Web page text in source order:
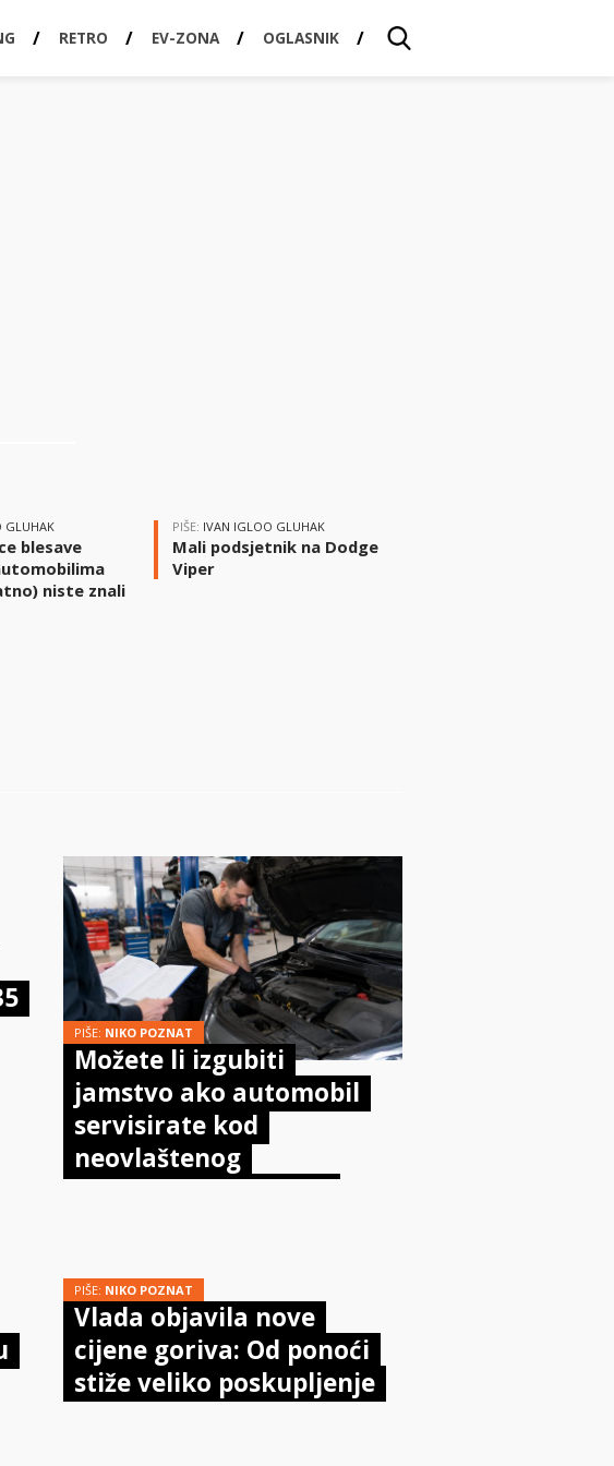
RETRO EV-ZONA OGLASNIK
GLUHAK
blesave
niste znali
PIŠE: IVAN IGLOO GLUHAK
Mali podsjetnik na Dodge
Viper
PIŠE: NIKO POZNAT
Možete li izgubiti
jamstvo ako automobil
servisirate kod
neovlaštenog
PIŠE: NIKO POZNAT
Vlada objavila nove
cijene goriva: Od ponoći
stiže veliko poskupljenje